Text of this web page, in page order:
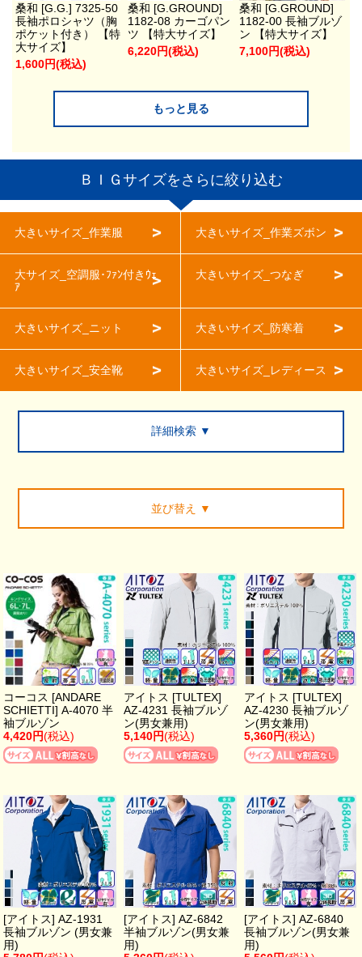
桑和 [G.G.] 7325-50
長袖ポロシャツ（胸
ポケット付き） 【特
大サイズ】
1,600円(税込)
桑和 [G.GROUND]
1182-08 カーゴパン
ツ 【特大サイズ】
6,220円(税込)
桑和 [G.GROUND]
1182-00 長袖ブルゾ
ン 【特大サイズ】
7,100円(税込)
もっと見る
ＢＩＧサイズをさらに絞り込む
大きいサイズ_作業服 大きいサイズ_作業ズボン
大サイズ_空調服･ﾌｧﾝ付きｳｪ
ｱ
大きいサイズ_つなぎ
大きいサイズ_ニット 大きいサイズ_防寒着
大きいサイズ_安全靴 大きいサイズ_レディース
詳細検索 ▼
並び替え ▼
コーコス [ANDARE
SCHIETTI] A-4070 半
袖ブルゾン
4,420円(税込)
アイトス [TULTEX]
AZ-4231 長袖ブルゾ
ン(男女兼用)
5,140円(税込)
アイトス [TULTEX]
AZ-4230 長袖ブルゾ
ン(男女兼用)
5,360円(税込)
[アイトス] AZ-1931
長袖ブルゾン (男女兼
用)
[アイトス] AZ-6842
半袖ブルゾン(男女兼
用)
[アイトス] AZ-6840
長袖ブルゾン(男女兼
用)